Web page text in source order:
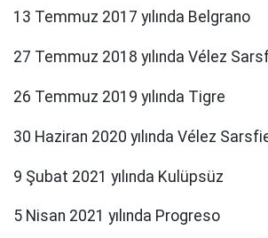
13 Temmuz 2017 yılında Belgrano
27 Temmuz 2018 yılında Vélez
26 Temmuz 2019 yılında Tigre
30 Haziran 2020 yılında Vélez
9 Şubat 2021 yılında Kulüpsüz
5 Nisan 2021 yılında Progreso